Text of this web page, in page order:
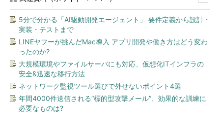
5分で分かる「AI駆動開発エージェント」 要件定義から設計・
実装・テストまで
LINEヤフーが挑んだMac導入 アプリ開発や働き方はどう変わ
ったのか?
大規模環境やファイルサーバにも対応、仮想化ITインフラの
安全&迅速な移行方法
ネットワーク監視ツール選びで外せないポイント4選
年間4000件送信される“標的型攻撃メール”、効果的な訓練に
必要なものは?